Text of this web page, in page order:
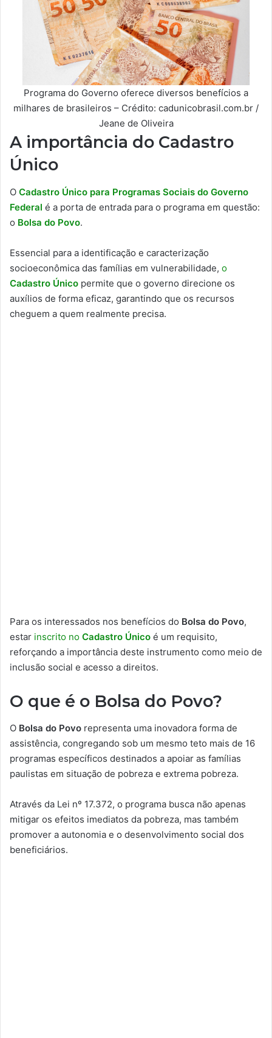
Programa do Governo oferece diversos benefícios a
milhares de brasileiros – Crédito: cadunicobrasil.com.br /
Jeane de Oliveira
A importância do Cadastro
Único
O Cadastro Único para Programas Sociais do Governo
Federal é a porta de entrada para o programa em questão:
o Bolsa do Povo.
Essencial para a identificação e caracterização
socioeconômica das famílias em vulnerabilidade, o
Cadastro Único permite que o governo direcione os
auxílios de forma eficaz, garantindo que os recursos
cheguem a quem realmente precisa.
Para os interessados nos benefícios do Bolsa do Povo,
estar inscrito no Cadastro Único é um requisito,
reforçando a importância deste instrumento como meio de
inclusão social e acesso a direitos.
O que é o Bolsa do Povo?
O Bolsa do Povo representa uma inovadora forma de
assistência, congregando sob um mesmo teto mais de 16
programas específicos destinados a apoiar as famílias
paulistas em situação de pobreza e extrema pobreza.
Através da Lei nº 17.372, o programa busca não apenas
mitigar os efeitos imediatos da pobreza, mas também
promover a autonomia e o desenvolvimento social dos
beneficiários.